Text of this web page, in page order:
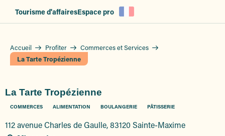
Tourisme d'affairesEspace pro
Accueil Profiter
Commerces et Services
La Tarte Tropézienne
La Tarte Tropézienne
COMMERCES ALIMENTATION BOULANGERIE PÂTISSERIE
112 avenue Charles de Gaulle, 83120 Sainte-Maxime